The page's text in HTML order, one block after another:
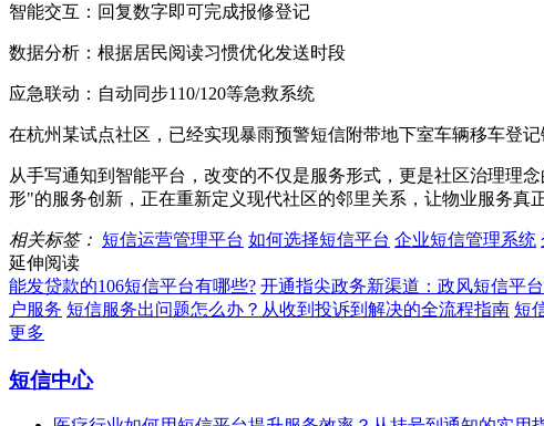
智能交互：回复数字即可完成报修登记
数据分析：根据居民阅读习惯优化发送时段
应急联动：自动同步110/120等急救系统
在杭州某试点社区，已经实现暴雨预警短信附带地下室车辆移车登
从手写通知到智能平台，改变的不仅是服务形式，更是社区治理理
形"的服务创新，正在重新定义现代社区的邻里关系，让物业服务真
相关标签： 短信运营管理平台 如何选择短信平台 企业短信管理系统
延伸阅读
能发贷款的106短信平台有哪些? 开通指尖政务新渠道：政风短信平
户服务 短信服务出问题怎么办？从收到投诉到解决的全流程指南 短
更多
短信中心